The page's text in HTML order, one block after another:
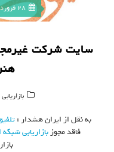
28 فروردین, 1398
سایت شرکت
به نقل از ایران هشدار :
فاقد مجوزبازاریابی